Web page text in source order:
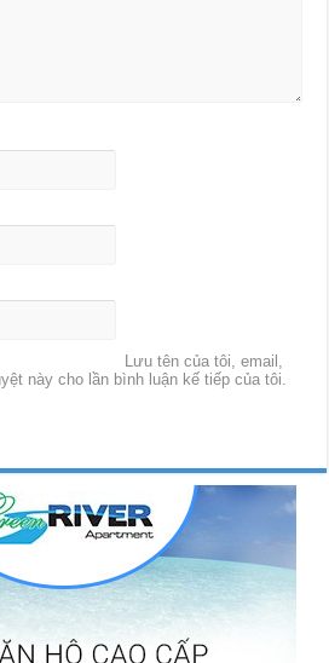
Lưu tên của tôi, email,
này cho lần bình luận kế tiếp của tôi.